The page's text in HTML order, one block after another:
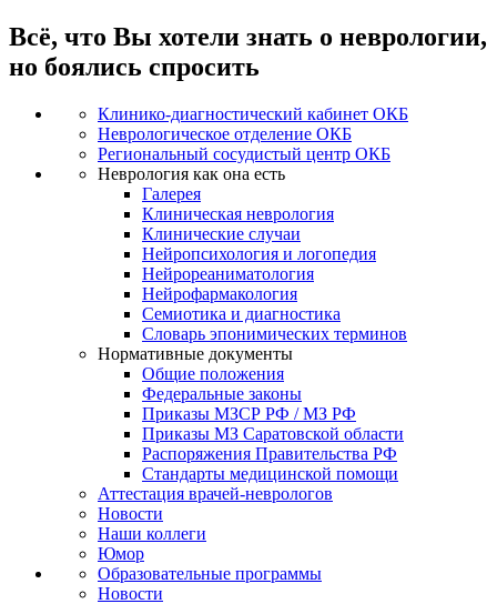
Всё, что Вы хотели знать о неврологии,
но боялись спросить
Клинико-диагностический кабинет ОКБ
Неврологическое отделение ОКБ
Региональный сосудистый центр ОКБ
Неврология как она есть
Галерея
Клиническая неврология
Клинические случаи
Нейропсихология и логопедия
Нейрореаниматология
Нейрофармакология
Семиотика и диагностика
Словарь эпонимических терминов
Нормативные документы
Общие положения
Федеральные законы
Приказы МЗСР РФ / МЗ РФ
Приказы МЗ Саратовской области
Распоряжения Правительства РФ
Стандарты медицинской помощи
Аттестация врачей-неврологов
Новости
Наши коллеги
Юмор
Образовательные программы
Новости